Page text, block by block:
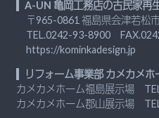
A-UN 亀岡工務店の古民家再
〒965-0861 福島県会津若松
TEL.0242-93-8900
https://kominkadesign.jp
リフォーム事業部 カメカメホ
カメカメホーム福島展示場
カメカメホーム郡山展示場